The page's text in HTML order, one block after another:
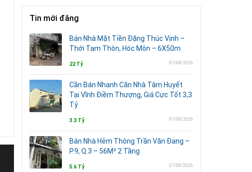
Tin mới đăng
Bán Nhà Mặt Tiền Đặng Thúc Vịnh –
Thới Tam Thôn, Hóc Môn – 6X50m
22 Tỷ 07/08/2026
Cần Bán Nhanh Căn Nhà Tâm Huyết
Tại Vĩnh Điềm Thượng, Giá Cực Tốt 3,3
Tỷ
3.3 Tỷ 07/08/2026
Bán Nhà Hẻm Thông Trần Văn Đang –
P.9, Q.3 – 56M² 2 Tầng
5.6 Tỷ 07/08/2026